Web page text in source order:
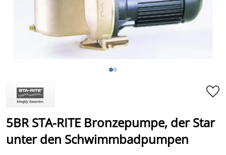
5BR STA-RITE Bronzepumpe, der Star
unter den Schwimmbadpumpen